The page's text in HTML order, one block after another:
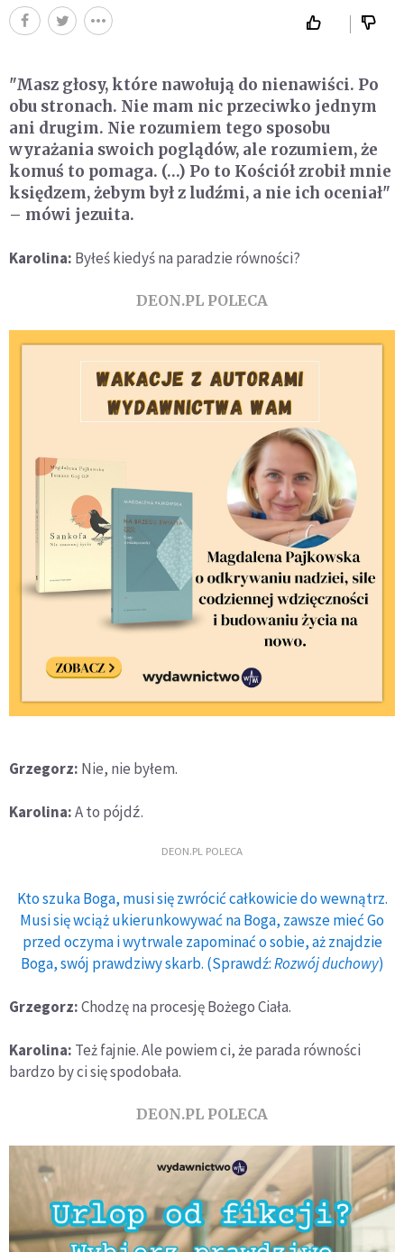
"Masz głosy, które nawołują do nienawiści. Po
obu stronach. Nie mam nic przeciwko jednym
ani drugim. Nie rozumiem tego sposobu
wyrażania swoich poglądów, ale rozumiem, że
komuś to pomaga. (…) Po to Kościół zrobił mnie
księdzem, żebym był z ludźmi, a nie ich oceniał"
– mówi jezuita.
Karolina: Byłeś kiedyś na paradzie równości?
DEON.PL POLECA
Grzegorz: Nie, nie byłem.
Karolina:A to pójdź.
DEON.PL POLECA
Kto szuka Boga, musi się zwrócić całkowicie do wewnątrz.
Musi się wciąż ukierunkowywać na Boga, zawsze mieć Go
przed oczyma i wytrwale zapominać o sobie, aż znajdzie
Boga, swój prawdziwy skarb. (Sprawdź:Rozwój duchowy)
Grzegorz:Chodzę na procesję Bożego Ciała.
Karolina: Też fajnie. Ale powiem ci, że parada równości
bardzo by ci się spodobała.
DEON.PL POLECA